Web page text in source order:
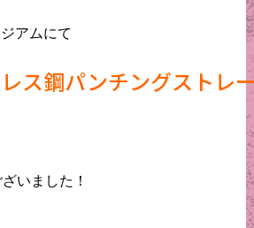
アムにて
レス鋼パンチングストレ
いました！